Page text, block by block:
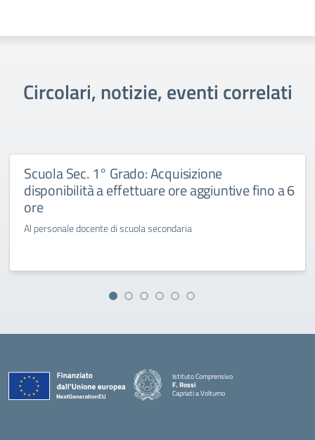
Circolari, notizie, eventi correlati
Scuola Sec. 1° Grado: Acquisizione
disponibilità a effettuare ore aggiuntive fino a 6
ore
Al personale docente di scuola secondaria
Istituto Comprensivo
F. Rossi
Capriati a Volturno
— Visita la pagina iniziale della scuola